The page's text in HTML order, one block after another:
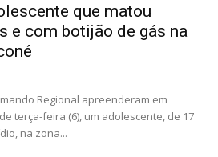
que matou
e com botijão de gás na
Regional apreenderam em
terça-feira (6), um adolescente, de 17
na zona...